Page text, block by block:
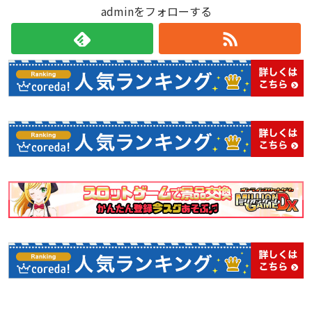
フルボイスによるストーリーがついたゲームモード。１１人
の魔女たちによるゆるゆるストーリーがクセになるかも。
●ワルプルギスナイトモード
魔女も敵もパワーアップ！ ボーナス要素などが追加され、
圧倒的ジャラジャラに磨きがかかった超巨強極大ジャラジャ
●スコアアタックモード
２分間、５分間の制限時間内で、ひたすらスコアを稼ぐモー
ド。腕前レベルに合わせられる全４難易度を実装。
●エンドレスモード
周回プレイモード。プレイ状況はセーブが可能で、ランキン
グにも登録可能！ 高次周がとにかくアツい！
●プラクティスモード
好きな時に好きな場所で練習が可能。豊富な設定項目があ
り、いつもと違った状況のシミュレートや練習も出来ちゃい
ます。
各ゲームモードはオンラインランキングに対応しており、上
位ランキングでは豪華な魔女帽子があなたの名前に付きま
す！
adminをフォローする